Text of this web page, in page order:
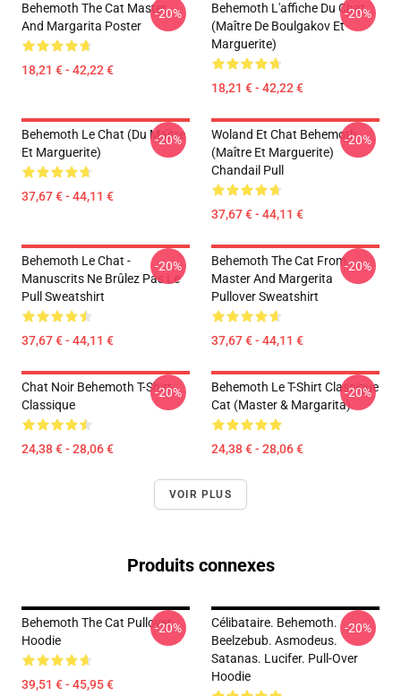
Behemoth The Cat Master
And Margarita Poster
18,21 € - 42,22 €
-20%
Behemoth L'affiche Du Chat
(Maître De Boulgakov Et
Marguerite)
18,21 € - 42,22 €
-20%
Behemoth Le Chat (du Maître
Et Marguerite)
37,67 € - 44,11 €
-20%
Woland Et Chat Behemoth
(Maître Et Marguerite)
Chandail Pull
37,67 € - 44,11 €
-20%
Behemoth Le Chat -
Manuscrits Ne Brûlez Pas Le
Pull Sweatshirt
37,67 € - 44,11 €
-20%
Behemoth The Cat From
Master And Margerita
Pullover Sweatshirt
37,67 € - 44,11 €
-20%
Chat Noir Behemoth T-Shirt
Classique
24,38 € - 28,06 €
-20%
Behemoth Le T-Shirt Classique
Cat (Master & Margarita)
24,38 € - 28,06 €
-20%
VOIR PLUS
Produits connexes
Behemoth The Cat Pullover
Hoodie
39,51 € - 45,95 €
-20%
Célibataire. Behemoth.
Beelzebub. Asmodeus.
Satanas. Lucifer. Pull-Over
Hoodie
-20%